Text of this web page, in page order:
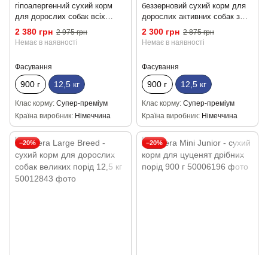
гіпоалергенний сухий корм
для дорослих собак всіх
порід з ягням і рисом 12,5 кг
2 380 грн 2 975 грн
Немає в наявності
Фасування
900 г 12,5 кг
Клас корму Супер-преміум
Країна виробник Німеччина
беззерновий сухий корм для
дорослих активних собак з
птицею 12,5 кг
2 300 грн 2 875 грн
Немає в наявності
Фасування
900 г 12,5 кг
Клас корму Супер-преміум
Країна виробник Німеччина
−20% −20%